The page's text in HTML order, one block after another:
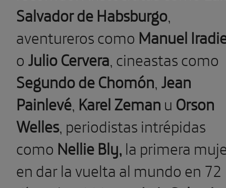
Salvador de Habsburgo,
aventureros como Manuel
oJulio Cervera, cineastas como
Segundo de Chomón,Jean
Painlevé, Karel Zemanu Orson
Welles, periodistas intrépidas
como Nellie Bly,la primera
en dar la vuelta al mundo en 72